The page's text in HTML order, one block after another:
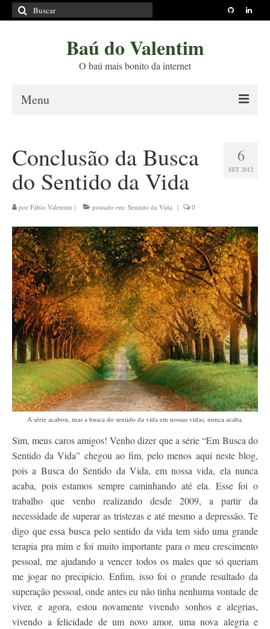
Buscar
por:
Baú do Valentim
O baú mais bonito da internet
Menu
Princípios Editoriais
Políticas e Termos
Livros
Projetos
Blog
Contato
6
SET 2012
Conclusão da Busca
do Sentido da Vida
por Fábio Valentim | postado em: Sentido da Vida | 0
A série acabou, mas a busca do sentido da vida em nossas vidas, nunca acaba.
Sim, meus caros amigos! Venho dizer que a série “Em Busca do
Sentido da Vida” chegou ao fim, pelo menos aqui neste blog,
pois a Busca do Sentido da Vida, em nossa vida, ela nunca
acaba, pois estamos sempre caminhando até ela. Esse foi o
trabalho que venho realizando desde 2009, a partir da
necessidade de superar as tristezas e até mesmo a depressão. Te
digo que essa busca pelo sentido da vida tem sido uma grande
terapia pra mim e foi muito importante para o meu crescimento
pessoal, me ajudando a vencer todos os males que só queriam
me jogar no precipício. Enfim, isso foi o grande resultado da
superação pessoal, onde antes eu não tinha nenhuma vontade de
viver, e agora, estou novamente vivendo sonhos e alegrias,
vivendo a felicidade de um novo amor, uma nova alegria e